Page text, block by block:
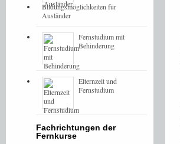
Bildungsmöglichkeiten für
Ausländer
Fernstudium mit
Behinderung
Elternzeit und
Fernstudium
Fachrichtungen der
Fernkurse